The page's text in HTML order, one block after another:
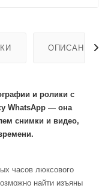
ОПИСАНИЕ
и ролики с
WhatsApp — она
снимки и видео,
часов люксового
найти изъяны